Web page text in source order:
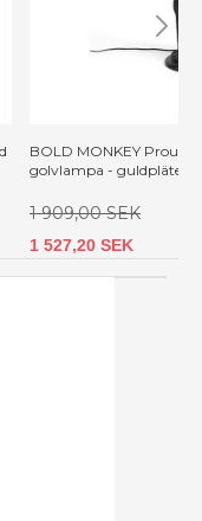
BOLD MONKEY
golvlampa -
1 909,00 SEK
1 527,20 SEK